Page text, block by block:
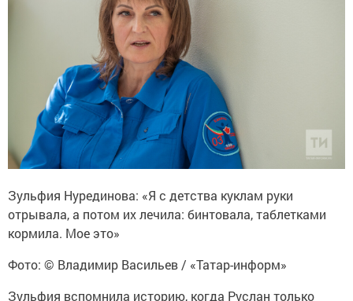
Зульфия Нурединова: «Я с детства куклам руки
отрывала, а потом их лечила: бинтовала, таблетками
кормила. Мое это»
Фото: © Владимир Васильев / «Татар-информ»
Зульфия вспомнила историю, когда Руслан только